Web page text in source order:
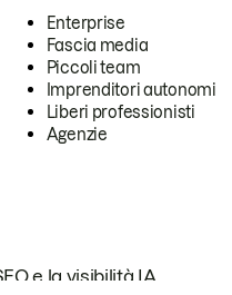
Enterprise
Fascia media
Piccoli team
Imprenditori autonomi
Liberi professionisti
Agenzie
e la visibilità IA.